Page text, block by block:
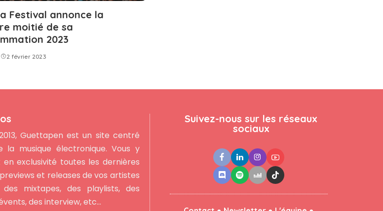
Festival annonce la
moitié de sa
2023
2 février 2023
Guettapen est un site centré
la musique électronique. Vous y
en exclusivité toutes les dernières
et releases de vos artistes
des mixtapes, des playlists, des
des interview, etc...
Suivez-nous sur les réseaux
sociaux